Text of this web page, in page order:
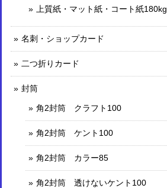
上質紙・マット紙・コート紙180kg
名刺・ショップカード
二つ折りカード
封筒
角2封筒 クラフト100
角2封筒 ケント100
角2封筒 カラー85
角2封筒 透けないケント100